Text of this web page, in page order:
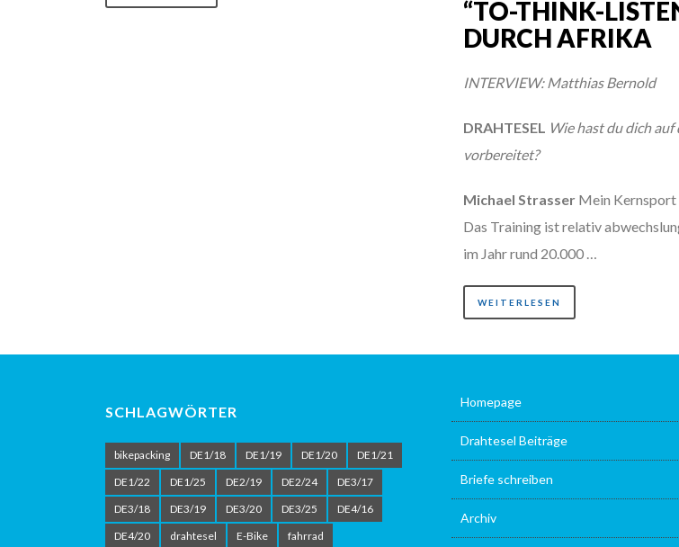
“TO-THINK-
DURCH AFRIKA
INTERVIEW: Matthias Bernold
DRAHTESEL Wie hast du dich
vorbereitet?
Michael Strasser Mein
Das Training ist relativ
im Jahr rund 20.000 …
WEITERLESEN
SCHLAGWÖRTER
bikepacking DE1/18 DE1/19 DE1/20
DE1/21
DE1/22
DE1/25 DE2/19 DE2/24
DE3/17
DE3/18
DE3/19 DE3/20 DE3/25
DE4/16
DE4/20
drahtesel E-Bike fahrrad
Homepage
Drahtesel Beiträge
Briefe schreiben
Archiv